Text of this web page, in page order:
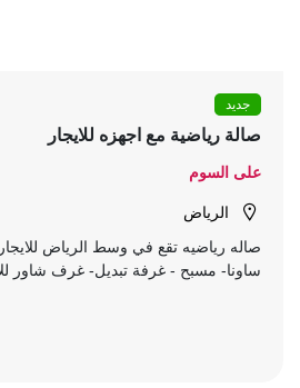
جديد
صالة رياضية مع اجهزه للايجار
على السوم
الرياض
صاله رياضيه تقع في وسط الرياض
ساونا- مسبح - غرفة تبديل- غرف شاور